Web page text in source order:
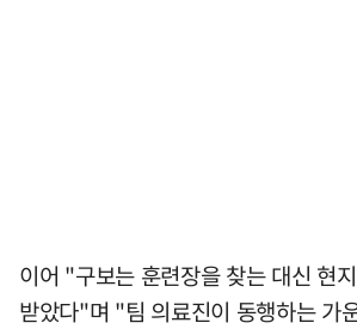
이어 "구보는 훈련장을 찾는 대신 현
받았다"며 "팀 의료진이 동행하는 가